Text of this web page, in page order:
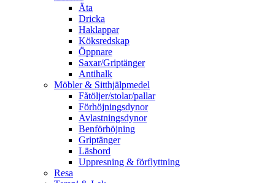
Äta
Dricka
Haklappar
Köksredskap
Öppnare
Saxar/Griptänger
Antihalk
Möbler & Sitthjälpmedel
Fåtöljer/stolar/pallar
Förhöjningsdynor
Avlastningsdynor
Benförhöjning
Griptänger
Läsbord
Uppresning & förflyttning
Resa